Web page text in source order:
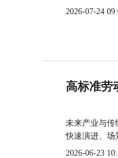
2026-07-24
高标准劳
未来产业与传
快速演进、场
2026-06-23